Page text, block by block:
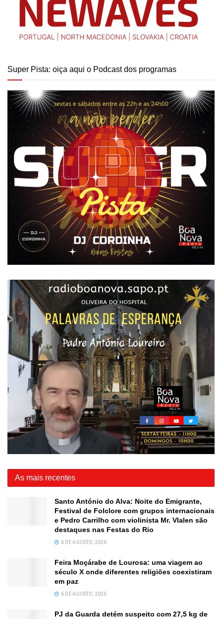
Super Pista: oiça aqui o Podcast dos programas
As mais recentes
Santo António do Alva: Noite do Emigrante,
Festival de Folclore com grupos internacionais
e Pedro Carrilho com violinista Mr. Vlalen são
destaques nas Festas do Rio
6 DE AGOSTO, 2026
Feira Moçárabe de Lourosa: uma viagem ao
século X onde diferentes religiões coexistiram
em paz
6 DE AGOSTO, 2026
PJ da Guarda detém suspeito com 27,5 kg de